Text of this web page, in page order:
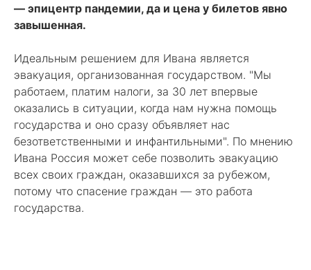
— эпицентр пандемии, да и цена у билетов явно
завышенная.
Идеальным решением для Ивана является
эвакуация, организованная государством. "Мы
работаем, платим налоги, за 30 лет впервые
оказались в ситуации, когда нам нужна помощь
государства и оно сразу объявляет нас
безответственными и инфантильными". По мнению
Ивана Россия может себе позволить эвакуацию
всех своих граждан, оказавшихся за рубежом,
потому что спасение граждан — это работа
государства.